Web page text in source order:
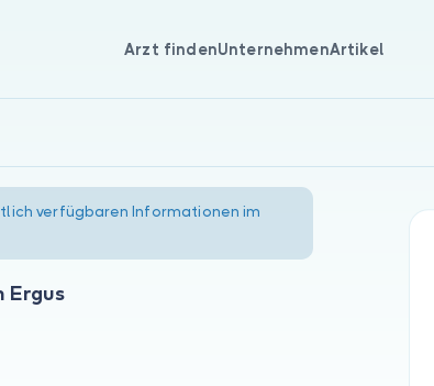
Arzt findenUnternehmenArtikel
verfügbaren Informationen im
Ergus